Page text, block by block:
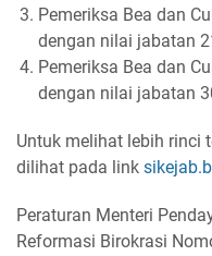
Pemeriksa Bea dan
dengan nilai jabatan
Pemeriksa Bea dan
dengan nilai jabatan
Untuk melihat lebih rinci
dilihat pada link
Peraturan Menteri
Reformasi Birokrasi